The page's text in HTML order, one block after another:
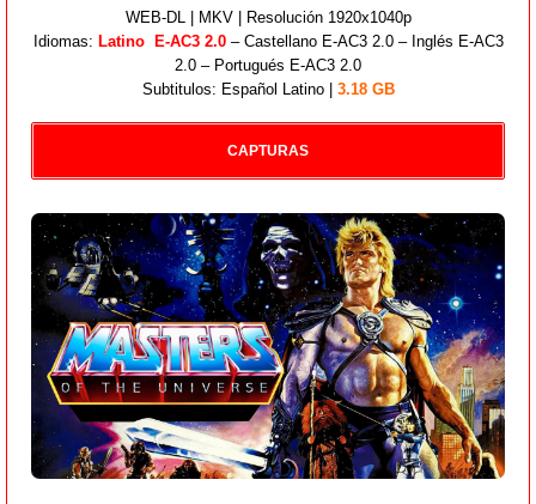
WEB-DL | MKV | Resolución 1920x1040p
Idiomas: Latino E-AC3 2.0 – Castellano E-AC3 2.0 – Inglés E-AC3
2.0 – Portugués E-AC3 2.0
Subtitulos: Español Latino | 3.18 GB
CAPTURAS